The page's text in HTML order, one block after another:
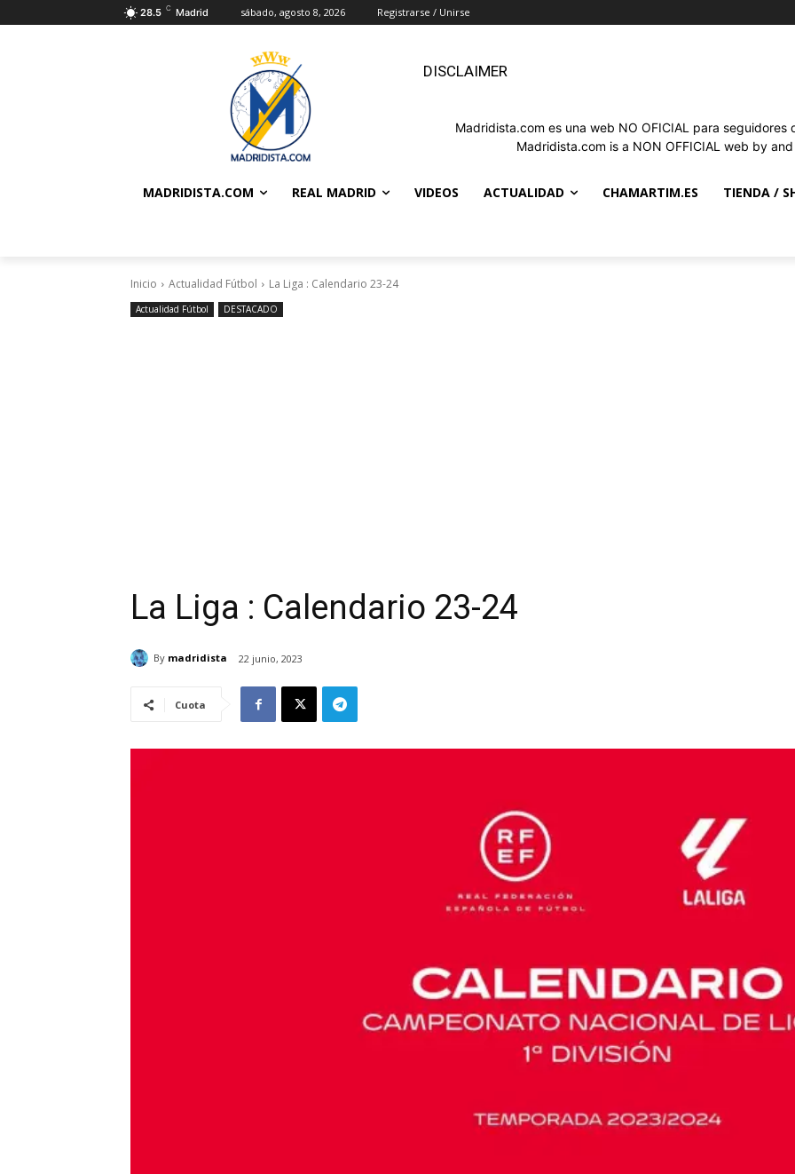
28.5 C Madrid sábado, agosto 8, 2026 Registrarse / Unirse
DISCLAIMER
Madridista.com es una web NO OFICIAL para seguidores
Madridista.com is a NON OFFICIAL web by
MADRIDISTA.COM REAL MADRID VIDEOS ACTUALIDAD CHAMARTIM.ES TIENDA /
Inicio Actualidad Fútbol La Liga : Calendario 23-24
Actualidad Fútbol DESTACADO
La Liga : Calendario 23-24
By madridista 22 junio, 2023
Cuota